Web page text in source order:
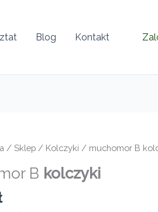
Blog Kontakt
/Sklep / Kolczyki / muchomor B
B kolczyki